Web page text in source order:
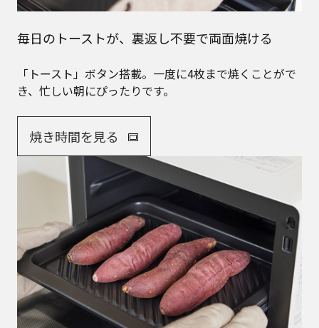
毎日のトーストが、裏返し不要で両面焼ける
「トースト」ボタン搭載。一度に4枚まで焼くことがで
き、忙しい朝にぴったりです。
焼き時間を見る